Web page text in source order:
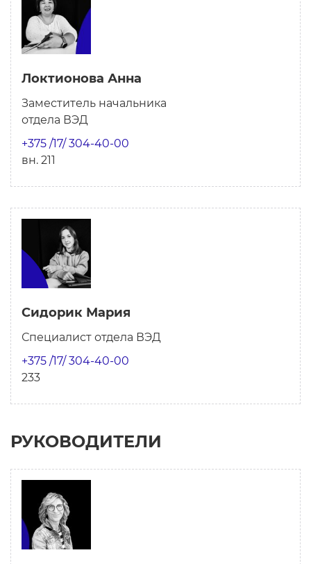
Локтионова Анна
Заместитель начальника
отдела ВЭД
+375 /17/ 304-40-00
вн. 211
Сидорик Мария
Специалист отдела ВЭД
+375 /17/ 304-40-00
233
РУКОВОДИТЕЛИ